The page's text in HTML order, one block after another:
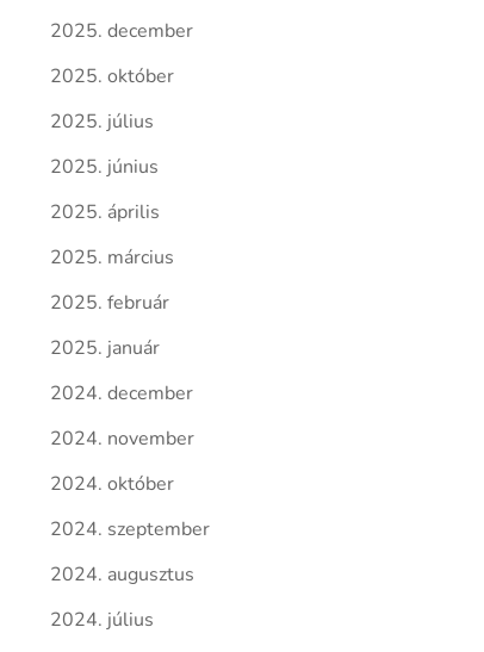
2025. december
2025. október
2025. július
2025. június
2025. április
2025. március
2025. február
2025. január
2024. december
2024. november
2024. október
2024. szeptember
2024. augusztus
2024. július